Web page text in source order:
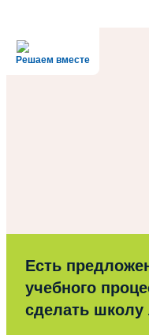
Решаем вместе
Есть
учебного
сделать